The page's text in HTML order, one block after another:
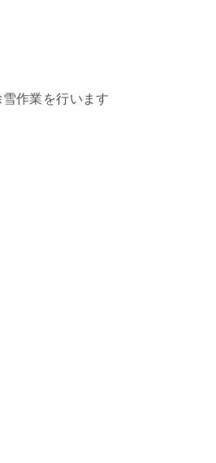
作業を行います